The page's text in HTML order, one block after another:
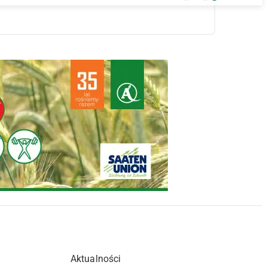
Aktualności